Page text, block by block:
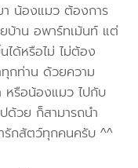
น้องแมว ต้องการ
บ้าน อพาร์ทเม้นท์ แต่
ได้หรือไม่ ไม่ต้อง
ทุกท่าน ด้วยความ
หรือน้องแมว ไปกับ
ด้วย ก็สามารถนำ
รักสัตว์ทุกคนครับ ^^